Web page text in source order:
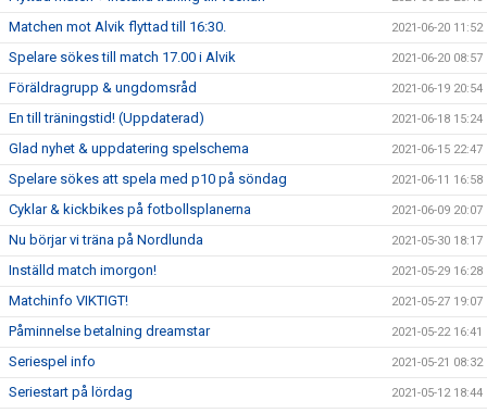
Matchen mot Alvik flyttad till 16:30. 2021-06-20 11:52
Spelare sökes till match 17.00 i Alvik 2021-06-20 08:57
Föräldragrupp & ungdomsråd 2021-06-19 20:54
En till träningstid! (Uppdaterad) 2021-06-18 15:24
Glad nyhet & uppdatering spelschema 2021-06-15 22:47
Spelare sökes att spela med p10 på söndag 2021-06-11 16:58
Cyklar & kickbikes på fotbollsplanerna 2021-06-09 20:07
Nu börjar vi träna på Nordlunda 2021-05-30 18:17
Inställd match imorgon! 2021-05-29 16:28
Matchinfo VIKTIGT! 2021-05-27 19:07
Påminnelse betalning dreamstar 2021-05-22 16:41
Seriespel info 2021-05-21 08:32
Seriestart på lördag 2021-05-12 18:44